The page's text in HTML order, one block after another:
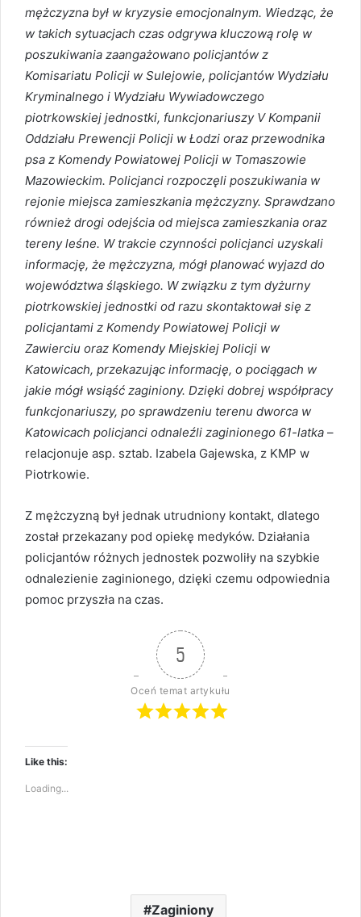
mężczyzna był w kryzysie emocjonalnym. Wiedząc, że
w takich sytuacjach czas odgrywa kluczową rolę w
poszukiwania zaangażowano policjantów z
Komisariatu Policji w Sulejowie, policjantów Wydziału
Kryminalnego i Wydziału Wywiadowczego
piotrkowskiej jednostki, funkcjonariuszy V Kompanii
Oddziału Prewencji Policji w Łodzi oraz przewodnika
psa z Komendy Powiatowej Policji w Tomaszowie
Mazowieckim. Policjanci rozpoczęli poszukiwania w
rejonie miejsca zamieszkania mężczyzny. Sprawdzano
również drogi odejścia od miejsca zamieszkania oraz
tereny leśne. W trakcie czynności policjanci uzyskali
informację, że mężczyzna, mógł planować wyjazd do
województwa śląskiego. W związku z tym dyżurny
piotrkowskiej jednostki od razu skontaktował się z
policjantami z Komendy Powiatowej Policji w
Zawierciu oraz Komendy Miejskiej Policji w
Katowicach, przekazując informację, o pociągach w
jakie mógł wsiąść zaginiony. Dzięki dobrej współpracy
funkcjonariuszy, po sprawdzeniu terenu dworca w
Katowicach policjanci odnaleźli zaginionego 61-latka –
relacjonuje asp. sztab. Izabela Gajewska, z KMP w
Piotrkowie.
Z mężczyzną był jednak utrudniony kontakt, dlatego
został przekazany pod opiekę medyków. Działania
policjantów różnych jednostek pozwoliły na szybkie
odnalezienie zaginionego, dzięki czemu odpowiednia
pomoc przyszła na czas.
5
Oceń temat artykułu
Like this:
Loading...
Zaginiony